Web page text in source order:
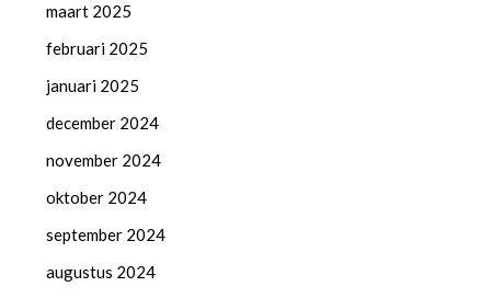
maart 2025
februari 2025
januari 2025
december 2024
november 2024
oktober 2024
september 2024
augustus 2024